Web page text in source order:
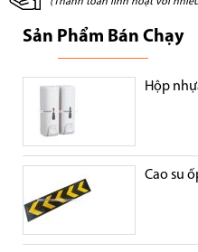
Sản Phẩm Bán Chạy
Hộp
Cao su